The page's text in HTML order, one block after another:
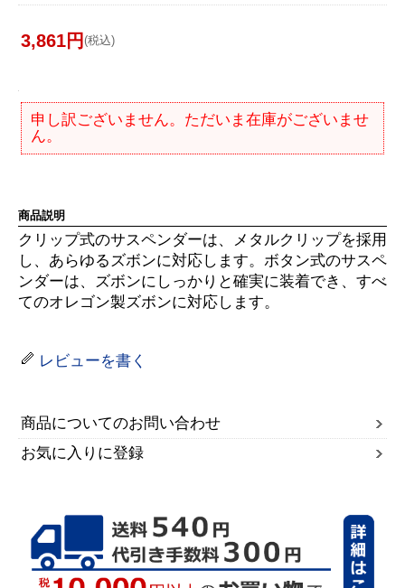
3,861円 (税込)
申し訳ございません。ただいま在庫がございませ
ん。
商品説明
クリップ式のサスペンダーは、メタルクリップを採用
し、あらゆるズボンに対応します。ボタン式のサスペ
ンダーは、ズボンにしっかりと確実に装着でき、すべ
てのオレゴン製ズボンに対応します。
レビューを書く
商品についてのお問い合わせ
お気に入りに登録